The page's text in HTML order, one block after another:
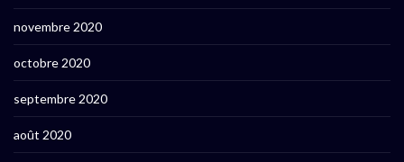
novembre 2020
octobre 2020
septembre 2020
août 2020